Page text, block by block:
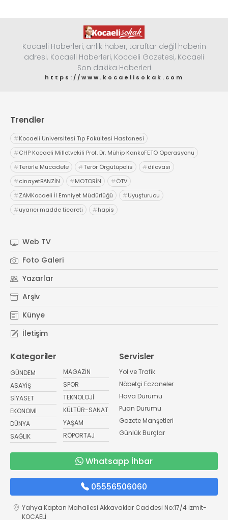
Kocaeli Haberleri, anlık haber, taraftar değil haberin
adresi. Kocaeli Haberleri, Kocaeli Gazetesi, Kocaeli
Son dakika Haberleri
https://www.kocaelisokak.com
Trendler
#Kocaeli Üniversitesi Tıp Fakültesi Hastanesi
#CHP Kocaeli Milletvekili Prof. Dr. Mühip KankoFETÖ Operasyonu
#Terörle Mücadele #Terör Örgütüpolis #dilovası
#cinayetBANZİN #MOTORİN #ÖTV
#ZAMKocaeli İl Emniyet Müdürlüğü #Uyuşturucu
#uyarıcı madde ticareti #hapis
Web TV
Foto Galeri
Yazarlar
Arşiv
Künye
İletişim
Kategoriler
GÜNDEM
ASAYİŞ
SİYASET
EKONOMİ
DÜNYA
SAĞLIK
MAGAZİN
SPOR
TEKNOLOJİ
KÜLTÜR-SANAT
YAŞAM
RÖPORTAJ
Servisler
Yol ve Trafik
Nöbetçi Eczaneler
Hava Durumu
Puan Durumu
Gazete Manşetleri
Günlük Burçlar
Whatsapp İhbar
05556506060
Yahya Kaptan Mahallesi Akkavaklar Caddesi No:17/4 İzmit-
KOCAELİ